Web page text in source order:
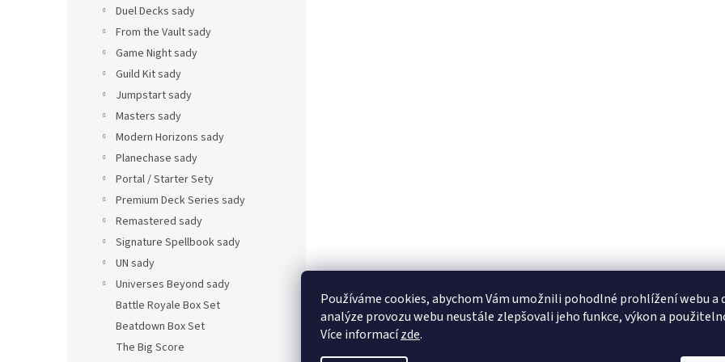
Používáme cookies, abychom Vám umožnili pohodlné prohlížení webu a
analýze provozu webu neustále zlepšovali jeho funkce, výkon a
Více informacízde.
Duel Decks sady
From the Vault sady
Game Night sady
Guild Kit sady
Jumpstart sady
Masters sady
Modern Horizons sady
Planechase sady
Portal / Starter Sety
Premium Deck Series sady
Remastered sady
Signature Spellbook sady
UN sady
Universes Beyond sady
Battle Royale Box Set
Beatdown Box Set
The Big Score